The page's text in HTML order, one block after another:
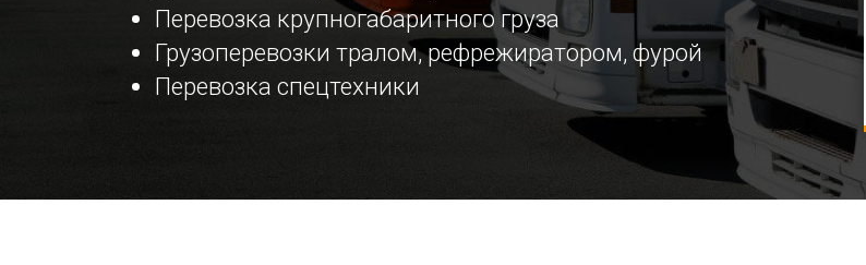
Перевозка крупногабаритного груза
Грузоперевозки тралом, рефрежиратором, фурой
Перевозка спецтехники